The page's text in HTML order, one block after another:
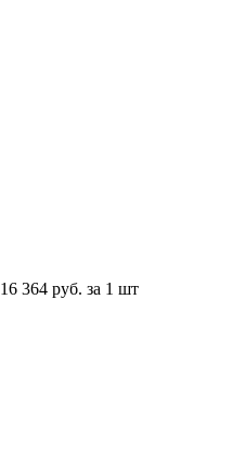
16 364 руб. за 1 шт